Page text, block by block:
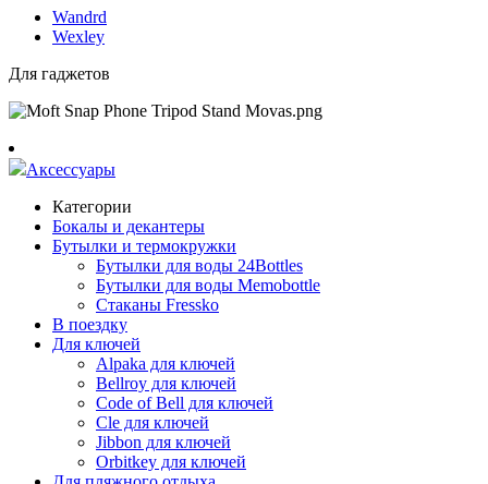
Wandrd
Wexley
Для гаджетов
Аксессуары
Категории
Бокалы и декантеры
Бутылки и термокружки
Бутылки для воды 24Bottles
Бутылки для воды Memobottle
Стаканы Fressko
В поездку
Для ключей
Alpaka для ключей
Bellroy для ключей
Code of Bell для ключей
Cle для ключей
Jibbon для ключей
Orbitkey для ключей